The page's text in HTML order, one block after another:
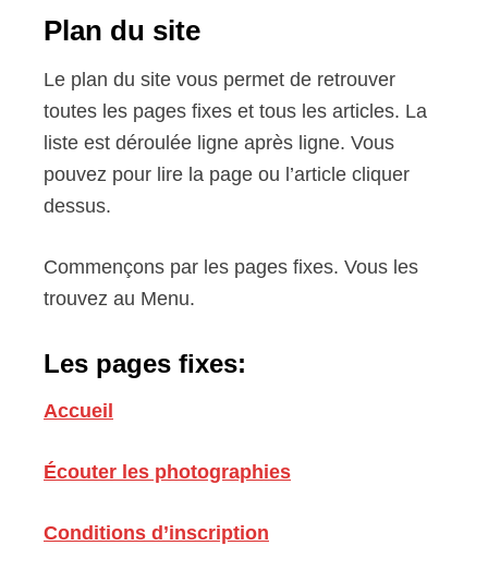
Plan du site
Le plan du site vous permet de retrouver
toutes les pages fixes et tous les articles. La
liste est déroulée ligne après ligne. Vous
pouvez pour lire la page ou l’article cliquer
dessus.
Commençons par les pages fixes. Vous les
trouvez au Menu.
Les pages fixes:
Accueil
Écouter les photographies
Conditions d’inscription